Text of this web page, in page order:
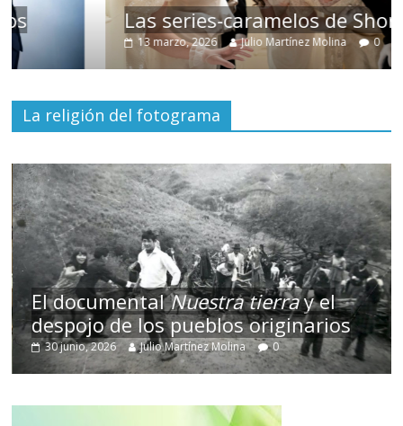
Las series-caramelos de Shondaland
Julio Martínez Molina 0
La religión del fotograma
El documentalNuestra tierray el
despojo de los pueblos originarios
30 junio, 2026 Julio Martínez Molina 0